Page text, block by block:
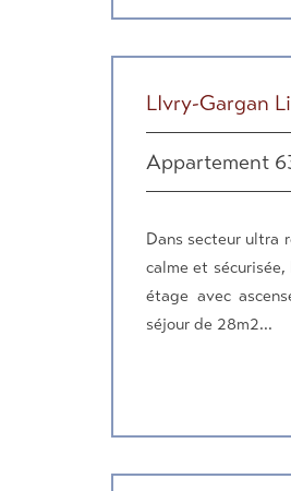
LIvry-Gargan
Appartement
Dans secteur ultra
calme et
étage avec
séjour de 28m2...